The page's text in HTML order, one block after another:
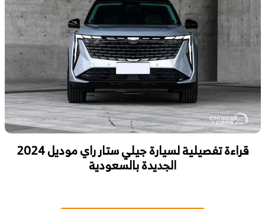
قراءة تفصيلية لسيارة جيلي ستار راي موديل 2024
الجديدة بالسعودية